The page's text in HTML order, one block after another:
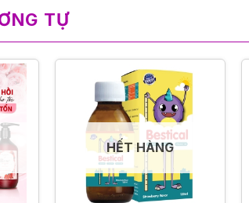
bình xịt gội khô trước khi sử dụng
thành những lớp tóc có độ dày vừa
20-30cm.
xoa bóp sẽ làm kích hoạt các thành
lược chải hoặc dùng tay tạo kiểu,
vào nhu cầu nhé!
TỰ
HẾT HÀNG